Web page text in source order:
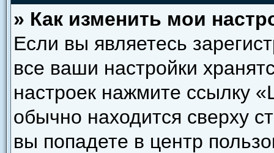
» Как изменить мои
Если вы являетесь
все ваши настройки
настроек нажмите ссылку
обычно находится сверху
вы попадете в центр